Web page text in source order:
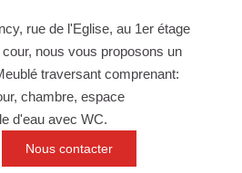
rue de l'Eglise, au 1er étage
nous vous proposons un
traversant comprenant:
chambre, espace
d'eau avec WC.
Nous contacter